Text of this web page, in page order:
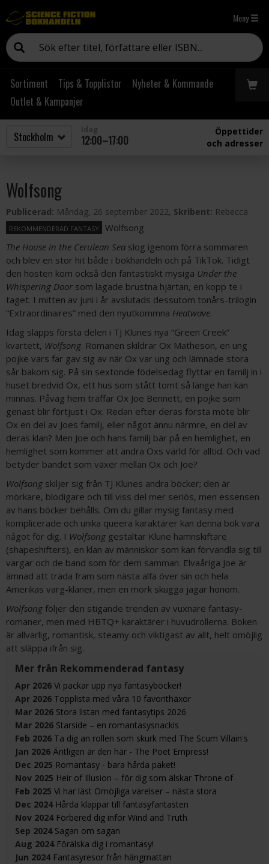
Meny
Sortiment Tips & Topplistor
Nyheter & Kommande
Outlet & Kampanjer
12:00–17:00
Öppettider
och adresser
Wolfsong
Publicerad: Måndag, 26 september 2022, Skribent: Rebecca
REKOMMENDERAD FANTASY
Wolfsong
The House in the Cerulean Sea slog igenom förra sommaren
och blev en stor hit både i bokhandeln och på TikTok. Tidigt
den hösten kom också den fantastiskt mysiga Under the
Whispering Door som lagade brustna hjärtan, en kopp te i
taget. I mitten av juni i år avslutads dessutom tonårs-trilogin
“Extraordinaires” med den nyutkommna Heatwave.
Idag släpps första delen i TJ Klunes nya “Green Creek”
kvartett, Wolfsong. Romanen skildrar Ox Matheson, en ung
pojke vars far gav sig av när Ox var ung och lämnade stora
sår bakom sig. På sin sextonde födelsedag flyttar en familj in i
huset bredvid Ox, ett hus som stått tomt så länge han kan
minnas. Påväg hem träffar Ox Joe Bennett, en pojke som
genast blir förtjust i Ox. Redan efter deras första möte blir
Ox en del av Joes familj, eller något ännu närmre, en del av
deras klan? Men Joe och hans familj bär på en hemlighet, en
hemlighet som kommer att ändra Oxs värld för alltid. Och vad
betyder bandet som växer mellan Ox och Joe?
Wolfsong skiljer sig från TJ Klunes andra böcker; den är
mörkare, blodigare och till viss del mer seriös, men essensen
av hans böcker behålls. Om du gillar mysig fantasy med
komplicerade och unika queera karaktärer kan denna bok vara
något för dig. I Wolfsong gestaltar Klune hamnskiftare
(shapeshifters), en klan av människor som kan förvandla sig till
vargar och de band som för dem samman. Elvaåriga Joe är
ämnad att träda fram som nästa alfa över sin och hela
Amerikas varg-klaner, men en mörk skugga jagar honom.
Wolfsong följer den stigande trenden av vuxnare fantasy-
romaner, men med HBTQ+ karaktärer i huvudrollerna. Boken
är allvarlig, romantisk, steamy och viktigast av allt, helt omöjlig
att släppa ifrån sig.
Mer från Rekommenderad fantasy
Apr 2026 Vi packar upp nya fantasyböcker!
Apr 2026 Topplista med våra 10 favorithäxor
Mar 2026 Stora listan med fantasytips 2026
Mar 2026 Starside – en romantasysnackis
Feb 2026 Ta dig an rollen som skurk med The Scum Villain's
Self-Saving System-boxen!
Jan 2026 Äntligen är den här - The Poet Empress!
Dec 2025 Romantasy - bara hårda paket!
Nov 2025 Heir of Illusion – för dig som älskar Throne of
Glass och Quicksilver
Feb 2025 Vi har läst Omöjliga varelser – nästa stora
sagoepos?
Dec 2024Hårda klappar till fantasyfantasten
Nov 2024Förbered dig inför Wind and Truth
Sep 2024Sagan om sagan
Aug 2024Förälska dig i romantasy!
Jun 2024Fantasyresor från hängmattan